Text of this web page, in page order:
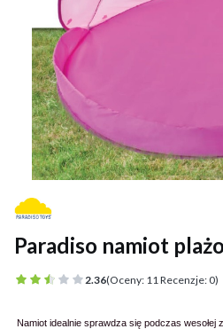
Paradiso namiot
2.36(Oceny: 11 Recenzje: 0)
Namiot idealnie sprawdza się podczas